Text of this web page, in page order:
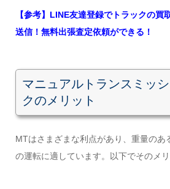
【参考】LINE友達登録でトラックの買
送信！無料出張査定依頼ができる！
マニュアルトランスミッ
クのメリット
MTはさまざまな利点があり、重量のあ
の運転に適しています。以下でそのメリ